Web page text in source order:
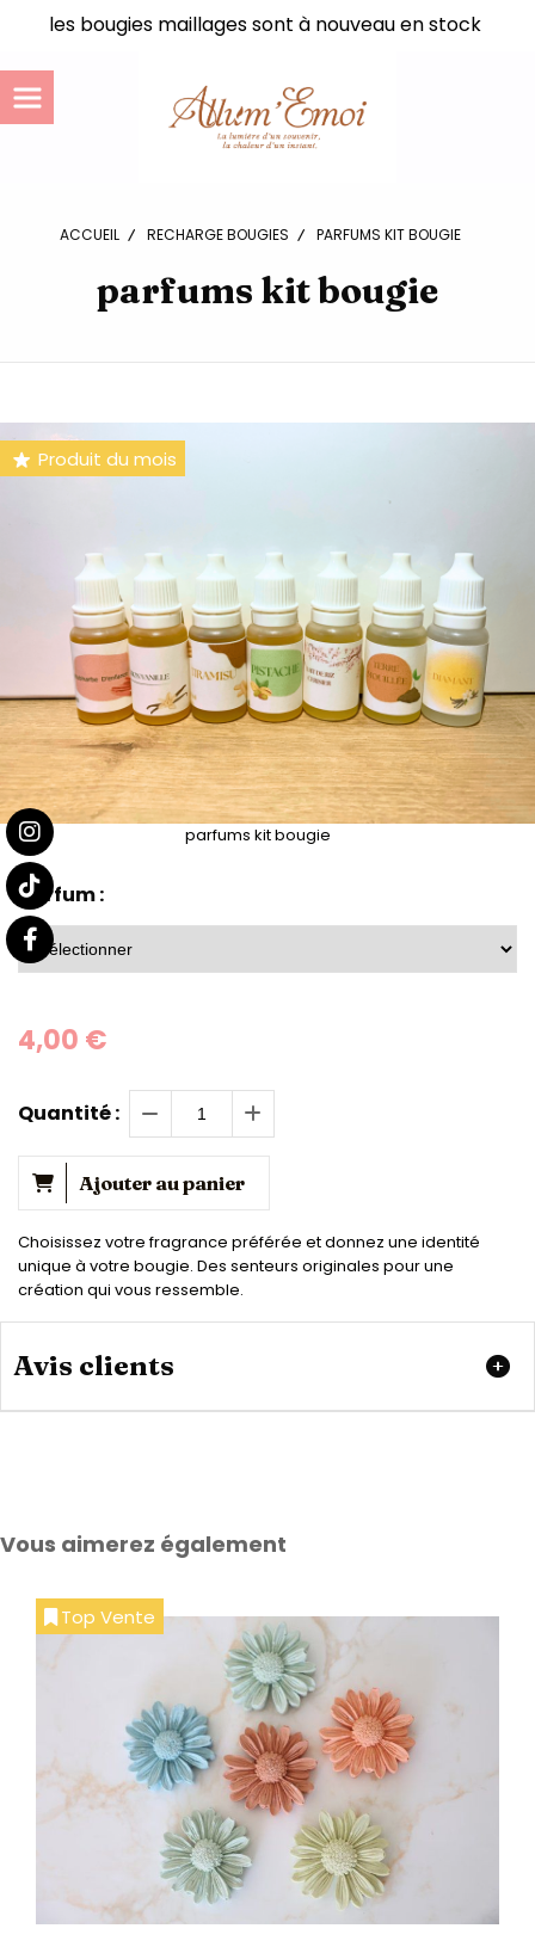
les bougies maillages sont à nouveau en stock
ACCUEIL RECHARGE BOUGIES PARFUMS KIT BOUGIE
parfums kit bougie
Produit du mois
parfums kit bougie
parfum :
4,00 €
Quantité :
Ajouter au panier
Choisissez votre fragrance préférée et donnez une identité
unique à votre bougie. Des senteurs originales pour une
création qui vous ressemble.
Avis clients
Vous aimerez également
Top Vente